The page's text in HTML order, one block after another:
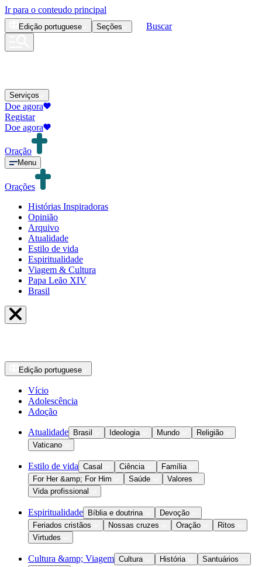
Ir para o conteudo principal
Edição portuguese Seções Buscar
Serviços
Doe agora
Registar
Doe agora
Oração
Menu
Orações
Histórias Inspiradoras
Opinião
Arquivo
Atualidade
Estilo de vida
Espiritualidade
Viagem & Cultura
Papa Leão XIV
Brasil
Edição portuguese
Vício
Adolescência
Adoção
Atualidade Brasil Ideologia Mundo
Religião
Vaticano
Estilo de vida Casal Ciência
Família
For Her &amp; For Him
Saúde
Valores
Vida profissional
Espiritualidade Bíblia e doutrina
Devoção
Feriados cristãos
Nossas cruzes Oração
Ritos
Virtudes
Cultura &amp; Viagem Cultura História
Santuários